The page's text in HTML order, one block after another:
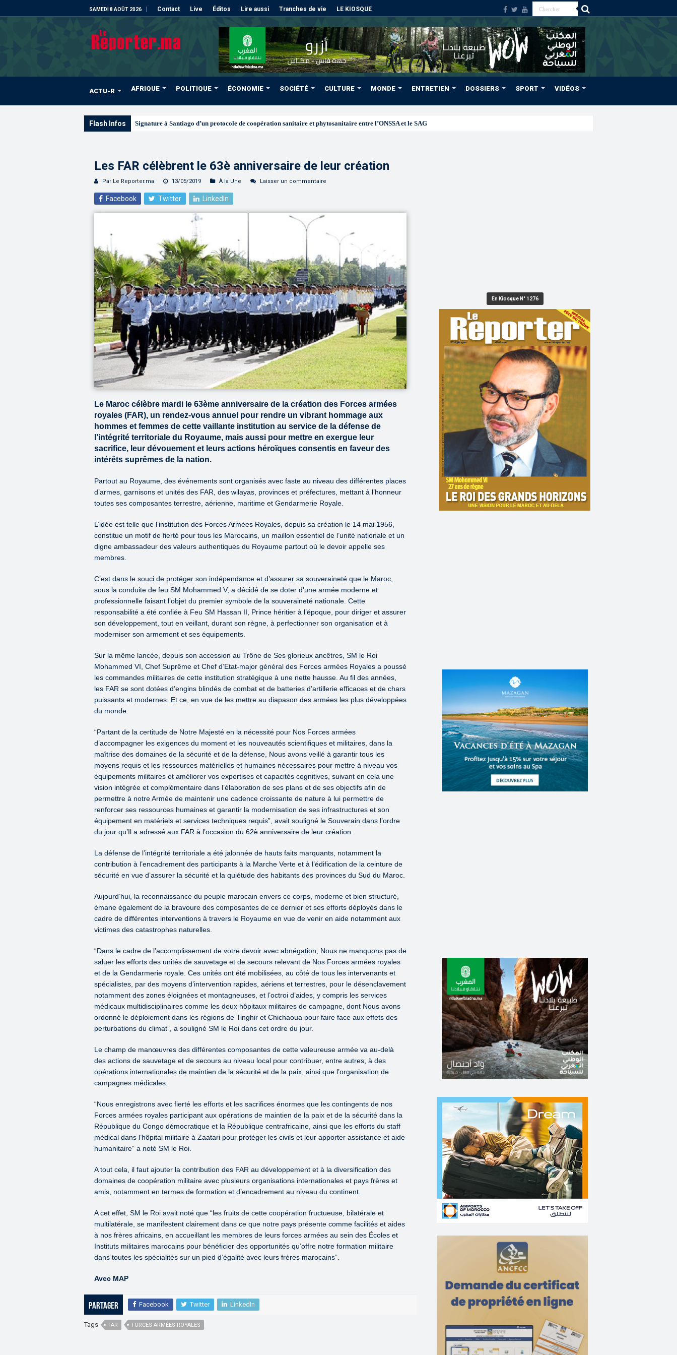
SAMEDI 8 AOÛT 2026 Contact Live Éditos Lire aussi Tranches de vie LE KIOSQUE
ACTU-R AFRIQUE POLITIQUE ÉCONOMIE SOCIÉTÉ CULTURE MONDE ENTRETIEN DOSSIERS SPORT VIDÉOS
Flash Infos Les CRI mobilisés du 10 au 13
Les FAR célèbrent le 63è anniversaire de leur création
Par Le Reporter.ma 13/05/2019 À la Une Laisser un commentaire
Facebook Twitter LinkedIn
Le Maroc célèbre mardi le 63ème anniversaire de la création des Forces armées
royales (FAR), un rendez-vous annuel pour rendre un vibrant hommage aux
hommes et femmes de cette vaillante institution au service de la défense de
l’intégrité territoriale du Royaume, mais aussi pour mettre en exergue leur
sacrifice, leur dévouement et leurs actions héroïques consentis en faveur des
intérêts suprêmes de la nation.
Partout au Royaume, des événements sont organisés avec faste au niveau des différentes places
d’armes, garnisons et unités des FAR, des wilayas, provinces et préfectures, mettant à l’honneur
toutes ses composantes terrestre, aérienne, maritime et Gendarmerie Royale.
L’idée est telle que l’institution des Forces Armées Royales, depuis sa création le 14 mai 1956,
constitue un motif de fierté pour tous les Marocains, un maillon essentiel de l’unité nationale et un
digne ambassadeur des valeurs authentiques du Royaume partout où le devoir appelle ses
membres.
C’est dans le souci de protéger son indépendance et d’assurer sa souveraineté que le Maroc,
sous la conduite de feu SM Mohammed V, a décidé de se doter d’une armée moderne et
professionnelle faisant l’objet du premier symbole de la souveraineté nationale. Cette
responsabilité a été confiée à Feu SM Hassan II, Prince héritier à l’époque, pour diriger et assurer
son développement, tout en veillant, durant son règne, à perfectionner son organisation et à
moderniser son armement et ses équipements.
Sur la même lancée, depuis son accession au Trône de Ses glorieux ancêtres, SM le Roi
Mohammed VI, Chef Suprême et Chef d’Etat-major général des Forces armées Royales a poussé
les commandes militaires de cette institution stratégique à une nette hausse. Au fil des années,
les FAR se sont dotées d’engins blindés de combat et de batteries d’artillerie efficaces et de chars
puissants et modernes. Et ce, en vue de les mettre au diapason des armées les plus développées
du monde.
“Partant de la certitude de Notre Majesté en la nécessité pour Nos Forces armées
d’accompagner les exigences du moment et les nouveautés scientifiques et militaires, dans la
maîtrise des domaines de la sécurité et de la défense, Nous avons veillé à garantir tous les
moyens requis et les ressources matérielles et humaines nécessaires pour mettre à niveau vos
équipements militaires et améliorer vos expertises et capacités cognitives, suivant en cela une
vision intégrée et complémentaire dans l’élaboration de ses plans et de ses objectifs afin de
permettre à notre Armée de maintenir une cadence croissante de nature à lui permettre de
renforcer ses ressources humaines et garantir la modernisation de ses infrastructures et son
équipement en matériels et services techniques requis”, avait souligné le Souverain dans l’ordre
du jour qu’Il a adressé aux FAR à l’occasion du 62è anniversaire de leur création.
La défense de l’intégrité territoriale a été jalonnée de hauts faits marquants, notamment la
contribution à l’encadrement des participants à la Marche Verte et à l’édification de la ceinture de
sécurité en vue d’assurer la sécurité et la quiétude des habitants des provinces du Sud du Maroc.
Aujourd’hui, la reconnaissance du peuple marocain envers ce corps, moderne et bien structuré,
émane également de la bravoure des composantes de ce dernier et ses efforts déployés dans le
cadre de différentes interventions à travers le Royaume en vue de venir en aide notamment aux
victimes des catastrophes naturelles.
“Dans le cadre de l’accomplissement de votre devoir avec abnégation, Nous ne manquons pas de
saluer les efforts des unités de sauvetage et de secours relevant de Nos Forces armées royales
et de la Gendarmerie royale. Ces unités ont été mobilisées, au côté de tous les intervenants et
spécialistes, par des moyens d’intervention rapides, aériens et terrestres, pour le désenclavement
notamment des zones éloignées et montagneuses, et l’octroi d’aides, y compris les services
médicaux multidisciplinaires comme les deux hôpitaux militaires de campagne, dont Nous avons
ordonné le déploiement dans les régions de Tinghir et Chichaoua pour faire face aux effets des
perturbations du climat”, a souligné SM le Roi dans cet ordre du jour.
Le champ de manœuvres des différentes composantes de cette valeureuse armée va au-delà
des actions de sauvetage et de secours au niveau local pour contribuer, entre autres, à des
opérations internationales de maintien de la sécurité et de la paix, ainsi que l’organisation de
campagnes médicales.
“Nous enregistrons avec fierté les efforts et les sacrifices énormes que les contingents de nos
Forces armées royales participant aux opérations de maintien de la paix et de la sécurité dans la
République du Congo démocratique et la République centrafricaine, ainsi que les efforts du staff
médical dans l’hôpital militaire à Zaatari pour protéger les civils et leur apporter assistance et aide
humanitaire” a noté SM le Roi.
A tout cela, il faut ajouter la contribution des FAR au développement et à la diversification des
domaines de coopération militaire avec plusieurs organisations internationales et pays frères et
amis, notamment en termes de formation et d’encadrement au niveau du continent.
A cet effet, SM le Roi avait noté que “les fruits de cette coopération fructueuse, bilatérale et
multilatérale, se manifestent clairement dans ce que notre pays présente comme facilités et aides
à nos frères africains, en accueillant les membres de leurs forces armées au sein des Écoles et
Instituts militaires marocains pour bénéficier des opportunités qu’offre notre formation militaire
dans toutes les spécialités sur un pied d’égalité avec leurs frères marocains”.
Avec MAP
Partager Facebook Twitter LinkedIn
Tags FAR FORCES ARMÉES ROYALES
En Kiosque N° 1276